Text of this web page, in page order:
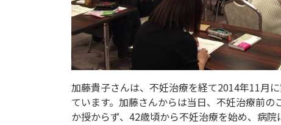
加藤貴子さんは、不妊治療を経て2014年11月
ています。加藤さんからは当日、不妊治療前
か授からず、42歳頃から不妊治療を始め、病